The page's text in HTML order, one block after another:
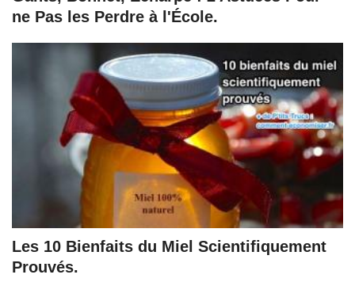
ne Pas les Perdre à l'École.
Les 10 Bienfaits du Miel Scientifiquement
Prouvés.